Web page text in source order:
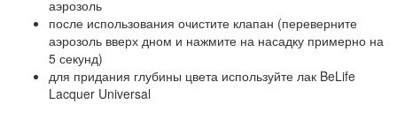
аэрозоль
после использования очистите клапан (переверните
аэрозоль вверх дном и нажмите на насадку примерно на
5 секунд)
для придания глубины цвета используйте лак BeLife
Lacquer Universal